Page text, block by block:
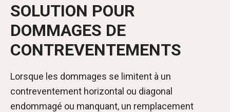
SOLUTION POUR
DOMMAGES DE
CONTREVENTEMENTS
Lorsque les dommages se limitent à un
contreventement horizontal ou diagonal
endommagé ou manquant, un remplacement